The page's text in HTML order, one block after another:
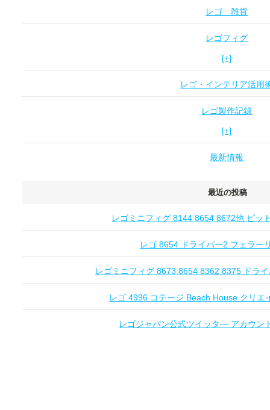
レゴ 雑貨
レゴフィグ
[+]
レゴ・インテリア活用
レゴ製作記録
[+]
最新情報
最近の投稿
レゴミニフィグ 8144 8654 8672他 ピッ
レゴ 8654 ドライバー2 フェラー
レゴミニフィグ 8673 8654 8362 8375 ドラ
レゴ 4996 コテージ Beach House クリエ
レゴジャパン公式ツイッタ― アカウン